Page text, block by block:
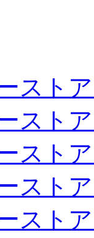
スト
スト
スト
スト
スト